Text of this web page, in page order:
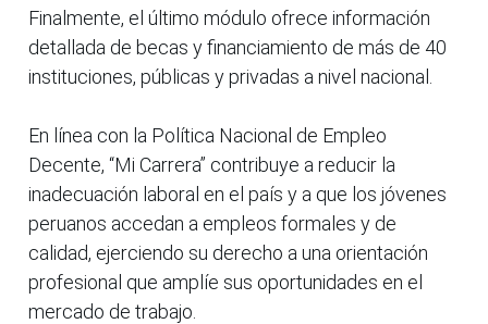
Finalmente, el último módulo ofrece información
detallada de becas y financiamiento de más de 40
instituciones, públicas y privadas a nivel nacional.
En línea con la Política Nacional de Empleo
Decente, “Mi Carrera” contribuye a reducir la
inadecuación laboral en el país y a que los jóvenes
peruanos accedan a empleos formales y de
calidad, ejerciendo su derecho a una orientación
profesional que amplíe sus oportunidades en el
mercado de trabajo.